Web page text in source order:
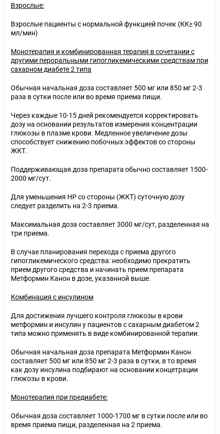
Взрослые:
Взрослые пациенты с нормальной функцией почек (КК≥ 90
мл/мин)
Монотерапия и комбинированная терапия в сочетании с
другими пероральными гипогликемическими средствам при
сахарном диабете 2 типа
Обычная начальная доза составляет 500 мг или 850 мг 2-3
раза в сутки после или во время приема пищи.
Через каждые 10-15 дней рекомендуется корректировать
дозу на основании результатов измерения концентрации
глюкозы в плазме крови. Медленное увеличение дозы
способствует снижению побочных эффектов со стороны
ЖКТ.
Поддерживающая доза препарата обычно составляет 1500-
2000 мг/сут.
Для уменьшения НP со стороны (ЖКТ) суточную дозу
следует разделить на 2-3 приема.
Максимальная доза составляет 3000 мг/сут, разделенная на
три приема.
В случае планирования перехода с приема другого
гипогликемического средства: необходимо прекратить
прием другого средства и начинать прием препарата
Метформин Канон в дозе, указанной выше.
Комбинация с инсулином
Для достижения лучшего контроля глюкозы в крови
метформин и инсулин у пациентов с сахарным диабетом 2
типа можно применять в виде комбинированной терапии.
Обычная начальная доза препарата Метформин Канон
составляет 500 мг или 850 мг 2-3 раза в сутки, в то время
как дозу инсулина подбирают на основании концетрации
глюкозы в крови.
Монотерапия при предиабете:
Обычная доза составляет 1000-1700 мг в сутки после или во
время приема пищи, разделенная на 2 приема.